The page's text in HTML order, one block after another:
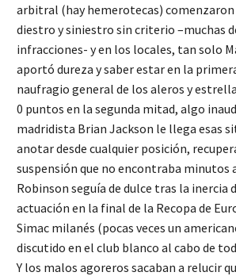
arbitral (hay hemerotecas)
diestro y siniestro sin criterio –muchas
infracciones- y en los locales, tan solo
aportó dureza y saber estar en la
naufragio general de los aleros y
0 puntos en la segunda mitad, algo
madridista Brian Jackson le llega esas
anotar desde cualquier posición,
suspensión que no encontraba minutos
Robinson seguía de dulce tras la inercia
actuación en la final de la Recopa de
Simac milanés (pocas veces un
discutido en el club blanco al cabo de
Y los malos agoreros sacaban a relucir